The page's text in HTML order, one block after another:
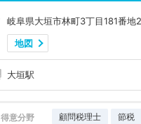
岐阜県大垣市林町3丁目181番地2
地図
大垣駅
得意分野 顧問税理士 節税